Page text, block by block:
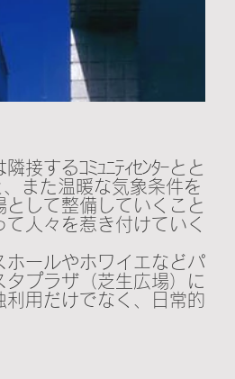
接するｺﾐｭﾆﾃｨｾﾝﾀｰとと
また温暖な気象条件を
して整備していくこと
人々を惹き付けていく
ールやホワイエなどパ
プラザ（芝生広場）に
用だけでなく、日常的